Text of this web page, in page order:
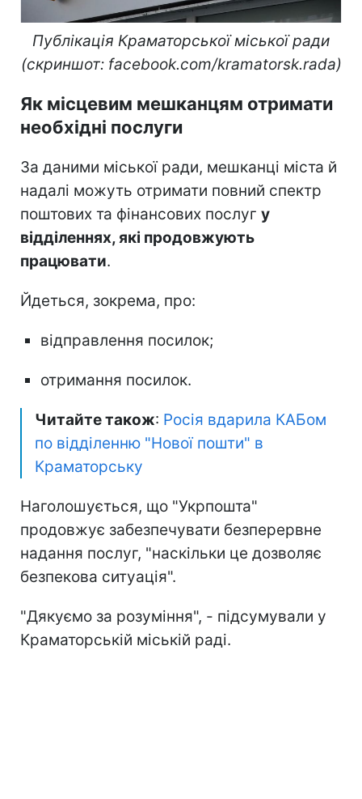
Публікація Краматорської міської ради
(скриншот: facebook.com/kramatorsk.rada)
Як місцевим мешканцям отримати
необхідні послуги
За даними міської ради, мешканці міста й
надалі можуть отримати повний спектр
поштових та фінансових послуг у
відділеннях, які продовжують
працювати.
Йдеться, зокрема, про:
відправлення посилок;
отримання посилок.
Читайте також: Росія вдарила КАБом
по відділенню "Нової пошти" в
Краматорську
Наголошується, що "Укрпошта"
продовжує забезпечувати безперервне
надання послуг, "наскільки це дозволяє
безпекова ситуація".
"Дякуємо за розуміння", - підсумували у
Краматорській міській раді.